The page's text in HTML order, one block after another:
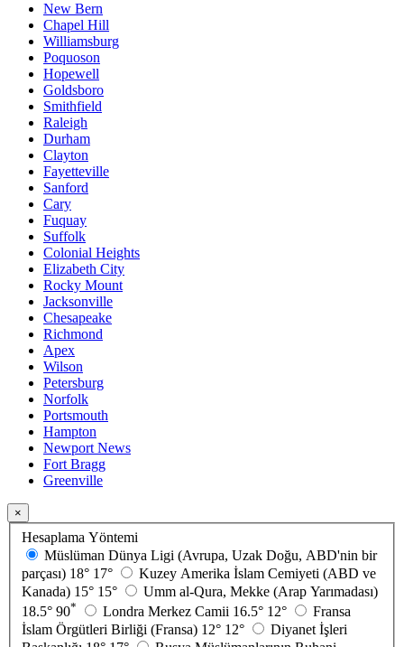
New Bern
Chapel Hill
Williamsburg
Poquoson
Hopewell
Goldsboro
Smithfield
Raleigh
Durham
Clayton
Fayetteville
Sanford
Cary
Fuquay
Suffolk
Colonial Heights
Elizabeth City
Rocky Mount
Jacksonville
Chesapeake
Richmond
Apex
Wilson
Petersburg
Norfolk
Portsmouth
Hampton
Newport News
Fort Bragg
Greenville
×
Hesaplama Yöntemi
Müslüman Dünya Ligi (Avrupa, Uzak Doğu, ABD'nin bir
parçası) 18° 17°
Kuzey Amerika İslam Cemiyeti (ABD ve
Kanada) 15° 15°
Umm al-Qura, Mekke (Arap Yarımadası)
18.5° 90* Londra Merkez Camii 16.5° 12°
Fransa
İslam Örgütleri Birliği (Fransa) 12° 12°
Diyanet İşleri